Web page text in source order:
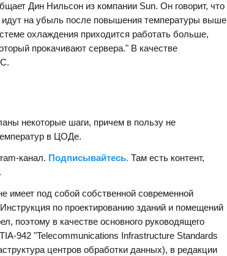
Дин Нильсон из компании Sun. Он говорит, что
идут на убыль после повышения температуры выше
охлаждения приходится работать больше,
прокачивают сервера." В качестве
некоторые шаги, причем в пользу не
в ЦОДе.
канал. Подписывайтесь. Там есть контент,
имеет под собой собственной современной
по проектированию зданий и помещений
поэтому в качестве основного руководящего
942 "Telecommunications Infrastructure Standards
центров обработки данных), в редакции